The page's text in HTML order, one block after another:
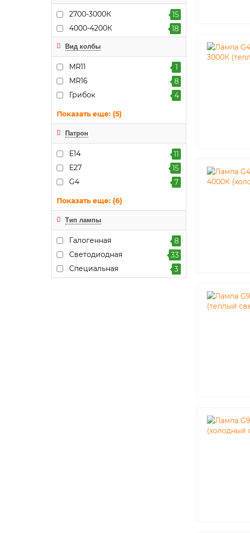
2700-3000К
15
4000-4200К
18
Вид колбы
MR11
1
MR16
8
Грибок
4
Показать еще: (5)
Патрон
Е14
11
Е27
15
G4
7
Показать еще: (6)
Тип лампы
Галогенная
8
Светодиодная
33
Специальная
3